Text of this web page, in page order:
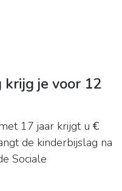
je voor 12
17 jaar krijgt u €
de kinderbijslag na
Sociale